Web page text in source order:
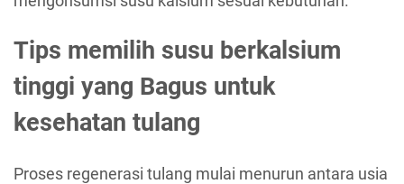
Tips memilih susu berkalsium
tinggi yang Bagus untuk
kesehatan tulang
Proses regenerasi tulang mulai menurun antara usia